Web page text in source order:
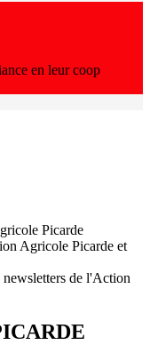
en leur coop
Picarde
Agricole Picarde et
de l'Action